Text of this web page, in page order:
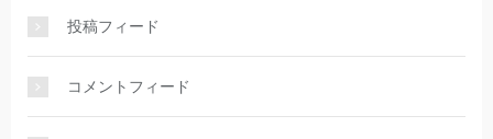
投稿フィード
コメントフィード